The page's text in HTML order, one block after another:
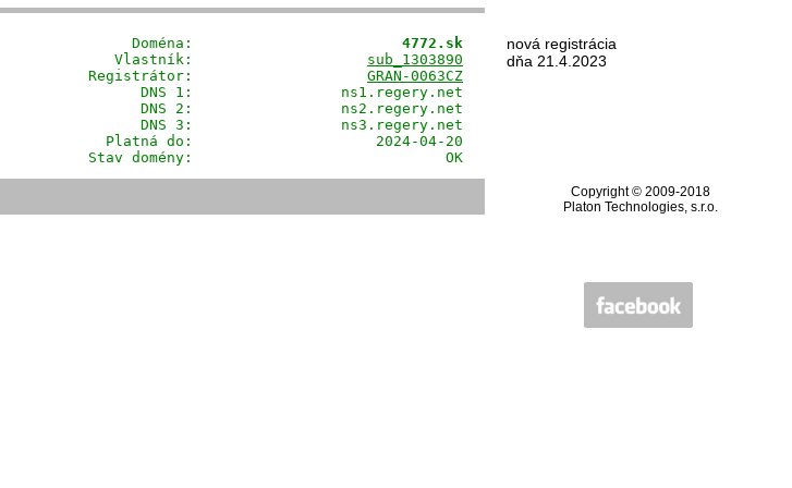
              Doména:
                       4772.sk
            Vlastník:
sub_1303890
         Registrátor:
GRAN-0063CZ
                DNS 1:                 ns1.regery.net
                DNS 2:                 ns2.regery.net
                DNS 3:                 ns3.regery.net
           Platná do:                     2024-04-20
         Stav domény:                             OK
nová registrácia
dňa 21.4.2023
Copyright © 2009-2018
Platon Technologies, s.r.o.